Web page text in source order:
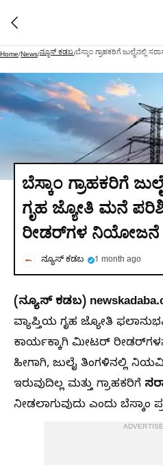
Home/News/ನ್ಯೂಸ್ ಕಡಬ/
ಬೆಸ್ಕಾಂ ಗ್ರಾಹಕರಿಗೆ
ಗೃಹ ಜ್ಯೋತಿ ಮನೆ
ರೀಡರ್‌ಗಳ ನಿಯೋಜನೆ
ನ್ಯೂಸ್ ಕಡಬ 1 month ago
(ನ್ಯೂಸ್‌ ಕಡಬ)
ವ್ಯಾಪ್ತಿಯ ಗೃಹ ಜ್ಯೋತಿ
ಕಾರ್ಯಕ್ಕಾಗಿ ಮೀಟರ್
ಹೀಗಾಗಿ, ಜುಲೈ ತಿಂಗಳಿನಲ್ಲಿ
ಇರುವುದಿಲ್ಲ ಮತ್ತು ಗ್ರಾಹಕರಿಗೆ
ನೀಡಲಾಗುವುದು ಎಂದು ಬೆಸ್ಕಾಂ